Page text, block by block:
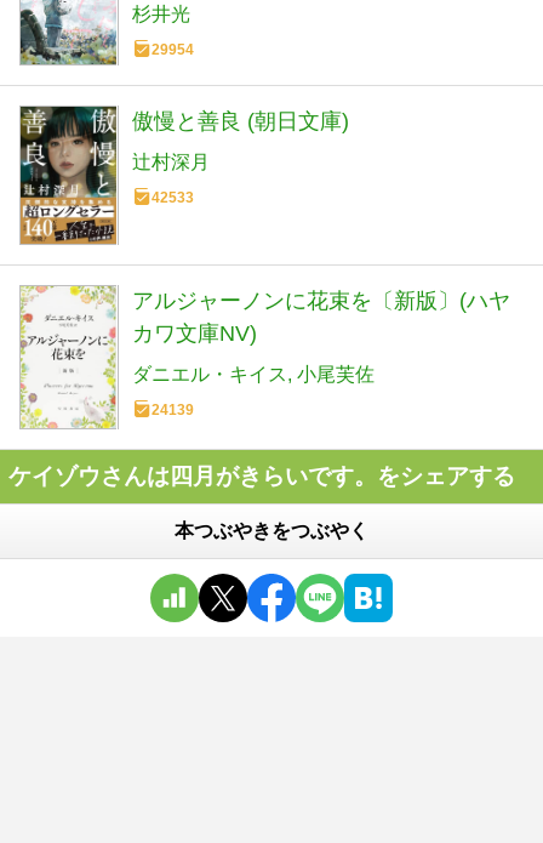
杉井光
29954
傲慢と善良 (朝日文庫)
辻村深月
42533
アルジャーノンに花束を〔新版〕(ハヤ
カワ文庫NV)
ダニエル・キイス 小尾芙佐
24139
ケイゾウさんは四月がきらいです。をシェアする
本つぶやきをつぶやく